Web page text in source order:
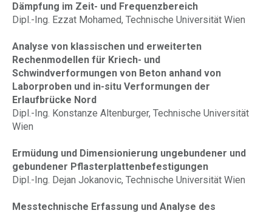
Dämpfung im Zeit- und Frequenzbereich
Dipl.-Ing. Ezzat Mohamed, Technische Universität Wien
Analyse von klassischen und erweiterten
Rechenmodellen für Kriech- und
Schwindverformungen von Beton anhand von
Laborproben und in-situ Verformungen der
Erlaufbrücke Nord
Dipl.-Ing. Konstanze Altenburger, Technische Universität
Wien
Ermüdung und Dimensionierung ungebundener und
gebundener Pflasterplattenbefestigungen
Dipl.-Ing. Dejan Jokanovic, Technische Universität Wien
Messtechnische Erfassung und Analyse des